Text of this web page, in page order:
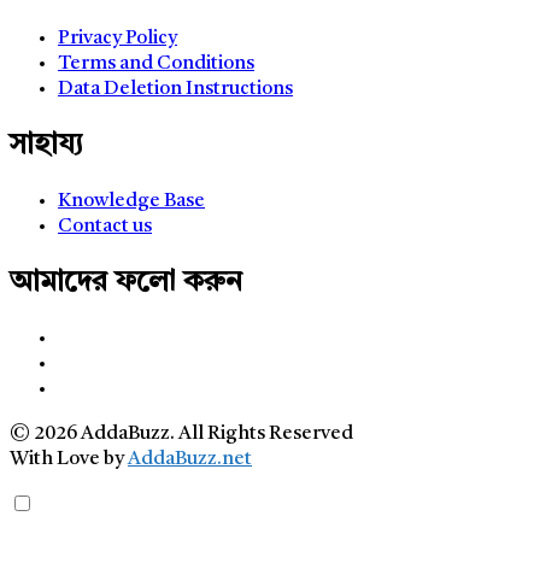
Privacy Policy
Terms and Conditions
Data Deletion Instructions
সাহায্য
Knowledge Base
Contact us
আমাদের ফলো করুন
© 2026 AddaBuzz. All Rights Reserved
With Love byAddaBuzz.net